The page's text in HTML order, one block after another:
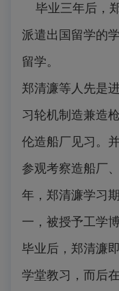
毕业三年后，
派遣出国留学的
留学。
郑清濂等人先是
习轮机制造兼造
伦造船厂见习。
参观考察造船厂
年，郑清濂学习
一，被授予工学博
毕业后，郑清濂
学堂教习，而后